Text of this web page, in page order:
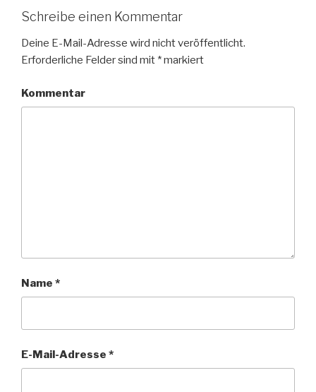
Schreibe einen Kommentar
Deine E-Mail-Adresse wird nicht veröffentlicht.
Erforderliche Felder sind mit *markiert
Kommentar
Name *
E-Mail-Adresse *